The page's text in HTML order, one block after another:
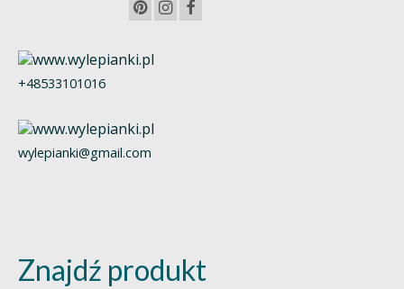
+48533101016
wylepianki@gmail.com
Znajdź produkt